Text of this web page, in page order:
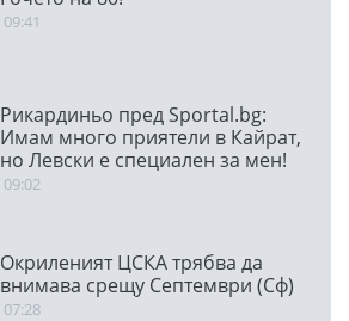
09:41
Рикардиньо пред Sportal.bg:
Имам много приятели в Кайрат,
но Левски е специален за мен!
09:02
Окриленият ЦСКА трябва да
внимава срещу Септември (Сф)
07:28